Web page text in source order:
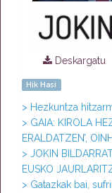
Deskargatu
Hik Hasi
> Hezkuntza
> GAIA: KIROLA
ERALDATZEN’,
> JOKIN
EUSKO
> Gatazkak bai,